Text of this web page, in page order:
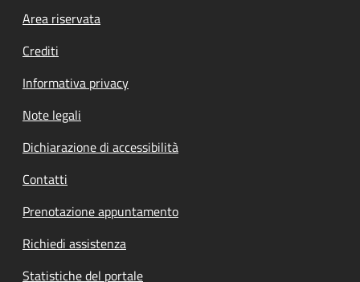
Footer menu
Area riservata
Crediti
Informativa privacy
Note legali
Dichiarazione di accessibilità
Contatti
Prenotazione appuntamento
Richiedi assistenza
Statistiche del portale